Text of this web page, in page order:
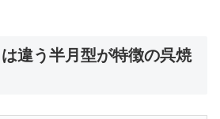
違う半月型が特徴の呉焼